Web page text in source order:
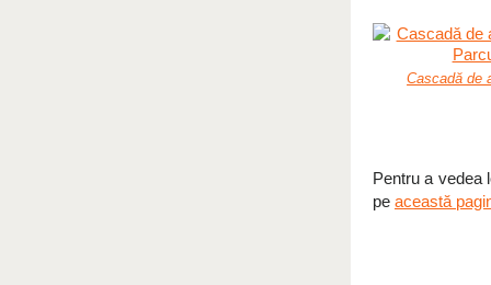
Cascadă de
Pentru a vedea
pe această